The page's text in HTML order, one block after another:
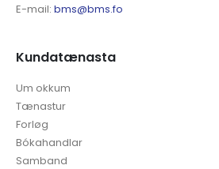
E-mail: bms@bms.fo
Kundatænasta
Um okkum
Tænastur
Forløg
Bókahandlar
Samband